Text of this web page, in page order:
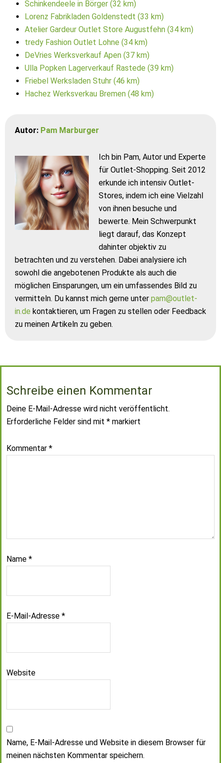
Schinkendeele in Börger (32 km)
Lorenz Fabrikladen Goldenstedt (33 km)
Atelier Gardeur Outlet Store Augustfehn (34 km)
tredy Fashion Outlet Lohne (34 km)
DeVries Werksverkauf Apen (37 km)
Ulla Popken Lagerverkauf Rastede (39 km)
Friebel Werksladen Stuhr (46 km)
Hachez Werksverkau Bremen (48 km)
Autor: Pam Marburger
Ich bin Pam, Autor und Experte
für Outlet-Shopping. Seit 2012
erkunde ich intensiv Outlet-
Stores, indem ich eine Vielzahl
von ihnen besuche und
bewerte. Mein Schwerpunkt
liegt darauf, das Konzept
dahinter objektiv zu
betrachten und zu verstehen. Dabei analysiere ich
sowohl die angebotenen Produkte als auch die
möglichen Einsparungen, um ein umfassendes Bild zu
vermitteln. Du kannst mich gerne unter pam@outlet-
in.de kontaktieren, um Fragen zu stellen oder Feedback
zu meinen Artikeln zu geben.
Schreibe einen Kommentar
Deine E-Mail-Adresse wird nicht veröffentlicht.
Erforderliche Felder sind mit * markiert
Kommentar *
Name *
E-Mail-Adresse *
Website
Name, E-Mail-Adresse und Website in diesem Browser für
meinen nächsten Kommentar speichern.